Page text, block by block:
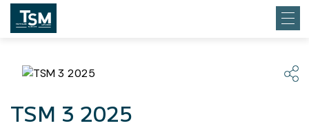
TSM 3 2025